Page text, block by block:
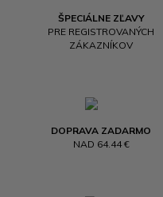
ŠPECIÁLNE ZĽAVY
PRE REGISTROVANÝCH
ZÁKAZNÍKOV
DOPRAVA ZADARMO
NAD 64.44 €